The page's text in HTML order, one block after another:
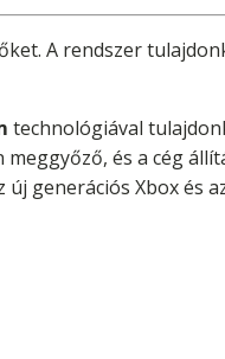
A rendszer
technológiával
és a cég
generációs Xbox és